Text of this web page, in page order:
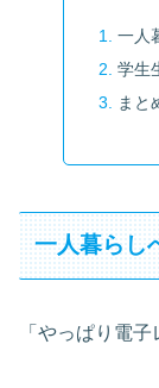
一人
学生
まと
一人暮らし
「やっぱり電